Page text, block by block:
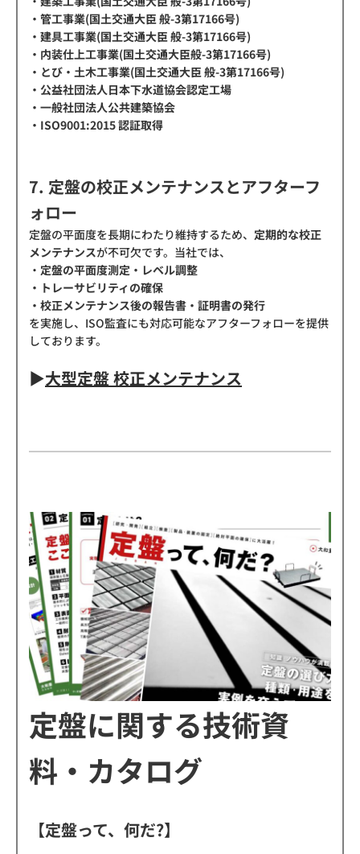
・管工事業(国土交通大臣 般-3第17166号)
・建具工事業(国土交通大臣 般-3第17166号)
・内装仕上工事業(国土交通大臣般-3第17166号)
・とび・土木工事業(国土交通大臣 般-3第17166号)
・公益社団法人日本下水道協会認定工場
・一般社団法人公共建築協会
・ISO9001:2015 認証取得
7. 定盤の校正メンテナンスとアフターフ
ォロー
定盤の平面度を長期にわたり維持するため、 定期的な校正
メンテナンスが不可欠です。当社では、
・ 定盤の平面度測定・レベル調整
・トレーサビリティの確保
・校正メンテナンス後の報告書・証明書の発行
を実施し、ISO監査にも対応可能なアフターフォローを提供
しております。
▶大型定盤 校正メンテナンス
定盤に関する技術資
料・カタログ
【定盤って、何だ?】